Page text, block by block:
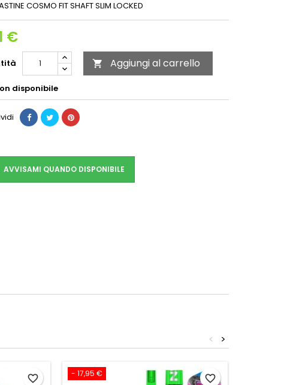
COSMO FIT SHAFT SLIM LOCKED
€
 Aggiungi al carrello
disponibile
AVVISAMI QUANDO DISPONIBILE
>
<
favorite_border - 17,95 € favorite_border